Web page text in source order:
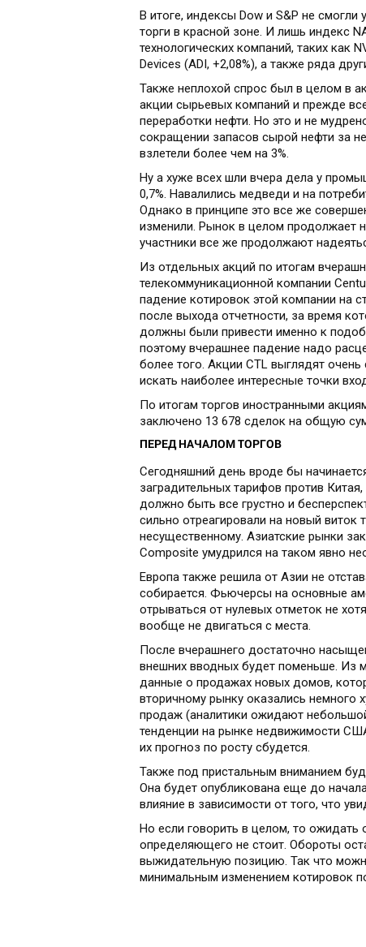
В итоге, индексы Dow и S&P не
торги в красной зоне. И лишь индекс
технологических компаний, таких как
Devices (ADI, +2,08%), а также ряда
Также неплохой спрос был в целом в
акции сырьевых компаний и прежде
переработки нефти. Но это и не
сокращении запасов сырой нефти за
взлетели более чем на 3%.
Ну а хуже всех шли вчера дела у
0,7%. Навалились медведи и на
Однако в принципе это все же
изменили. Рынок в целом продолжает
участники все же продолжают
Из отдельных акций по итогам
телекоммуникационной компании
падение котировок этой компании на
после выхода отчетности, за время
должны были привести именно к
поэтому вчерашнее падение надо
более того. Акции CTL выглядят
искать наиболее интересные точки
По итогам торгов иностранными
заключено 13 678 сделок на общую
ПЕРЕД НАЧАЛОМ ТОРГОВ
Сегодняшний день вроде бы
заградительных тарифов против
должно быть все грустно и
сильно отреагировали на новый виток
несущественному. Азиатские рынки
Composite умудрился на таком явно
Европа также решила от Азии не
собирается. Фьючерсы на основные
отрываться от нулевых отметок не
вообще не двигаться с места.
После вчерашнего достаточно
внешних вводных будет поменьше. Из
данные о продажах новых домов,
вторичному рынку оказались
продаж (аналитики ожидают
тенденции на рынке недвижимости
их прогноз по росту сбудется.
Также под пристальным вниманием
Она будет опубликована еще до
влияние в зависимости от того, что
Но если говорить в целом, то ожидать
определяющего не стоит. Обороты
выжидательную позицию. Так что
минимальным изменением котировок